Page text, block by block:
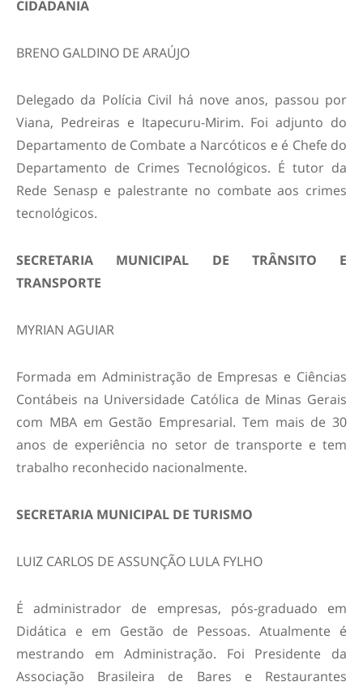
CIDADANIA
BRENO GALDINO DE ARAÚJO
Delegado da Polícia Civil há nove anos, passou por
Viana, Pedreiras e Itapecuru-Mirim. Foi adjunto do
Departamento de Combate a Narcóticos e é Chefe do
Departamento de Crimes Tecnológicos. É tutor da
Rede Senasp e palestrante no combate aos crimes
tecnológicos.
SECRETARIA MUNICIPAL DE TRÂNSITO E
TRANSPORTE
MYRIAN AGUIAR
Formada em Administração de Empresas e Ciências
Contábeis na Universidade Católica de Minas Gerais
com MBA em Gestão Empresarial. Tem mais de 30
anos de experiência no setor de transporte e tem
trabalho reconhecido nacionalmente.
SECRETARIA MUNICIPAL DE TURISMO
LUIZ CARLOS DE ASSUNÇÃO LULA FYLHO
É administrador de empresas, pós-graduado em
Didática e em Gestão de Pessoas. Atualmente é
mestrando em Administração. Foi Presidente da
Associação Brasileira de Bares e Restaurantes